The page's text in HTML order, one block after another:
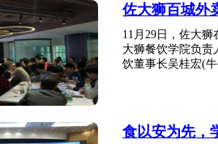
佐大狮百城外
11月29日，佐大
大狮餐饮学院负责
饮董事长吴桂宏(
食以安为先，